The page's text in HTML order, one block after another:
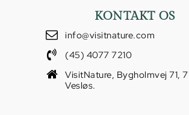
KONTAKT OS
info@visitnature.com
(45) 4077 7210
VisitNature, Bygholmvej 71,
Vesløs.